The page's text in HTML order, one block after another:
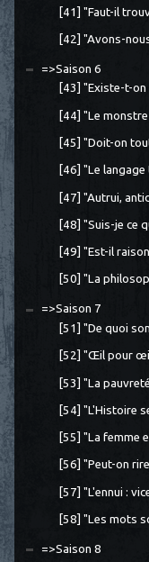
[41] "Faut-il
[42] "Avons-
=>Saison 6
[43] "Existe-t-on
[44] "Le
[45] "Doit-on
[46] "Le
[47] "Autrui,
[48] "Suis-je ce
[49] "Est-il
[50] "La
=>Saison 7
[51] "De quoi
[52] "Œil pour
[53] "La
[54] "L'Histoire
[55] "La femme
[56] "Peut-on
[57] "L'ennui :
[58] "Les mots
=>Saison 8